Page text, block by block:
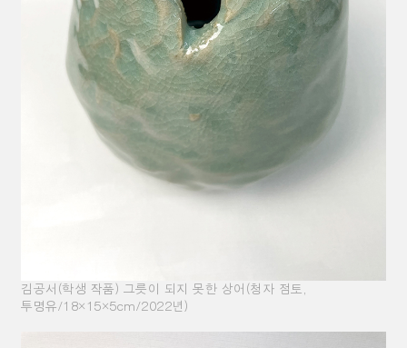
김공서(학생 작품) 그릇이 되지 못한 상어(청자 점토,
투명유/18×15×5cm/2022년)